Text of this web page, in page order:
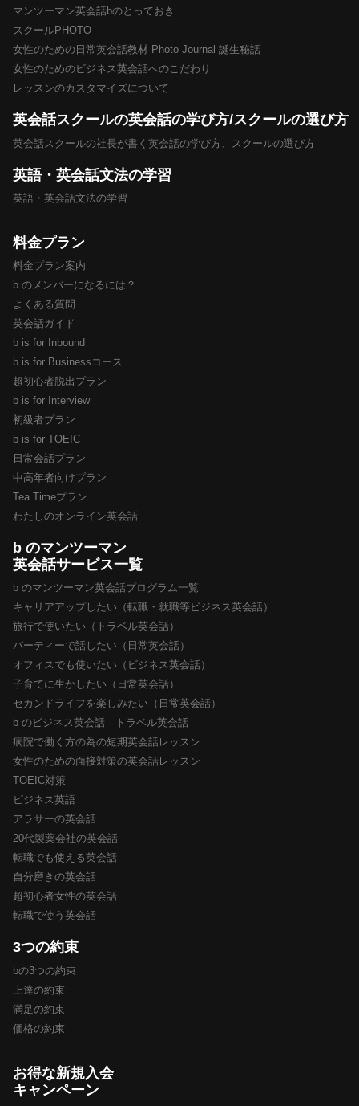
マンツーマン英会話bのとっておき
スクールPHOTO
女性のための日常英会話教材 Photo Journal 誕生秘話
女性のためのビジネス英会話へのこだわり
レッスンのカスタマイズについて
英会話スクールの英会話の学び方/スクールの選び方
英会話スクールの社長が書く英会話の学び方、スクールの選び方
英語・英会話文法の学習
英語・英会話文法の学習
料金プラン
料金プラン案内
b のメンバーになるには？
よくある質問
英会話ガイド
b is for Inbound
b is for Businessコース
超初心者脱出プラン
b is for Interview
初級者プラン
b is for TOEIC
日常会話プラン
中高年者向けプラン
Tea Timeプラン
わたしのオンライン英会話
b のマンツーマン
英会話サービス一覧
b のマンツーマン英会話プログラム一覧
キャリアアップしたい（転職・就職等ビジネス英会話）
旅行で使いたい（トラベル英会話）
パーティーで話したい（日常英会話）
オフィスでも使いたい（ビジネス英会話）
子育てに生かしたい（日常英会話）
セカンドライフを楽しみたい（日常英会話）
b のビジネス英会話 トラベル英会話
病院で働く方の為の短期英会話レッスン
女性のための面接対策の英会話レッスン
TOEIC対策
ビジネス英語
アラサーの英会話
20代製薬会社の英会話
転職でも使える英会話
自分磨きの英会話
超初心者女性の英会話
転職で使う英会話
3つの約束
bの3つの約束
上達の約束
満足の約束
価格の約束
お得な新規入会
キャンペーン